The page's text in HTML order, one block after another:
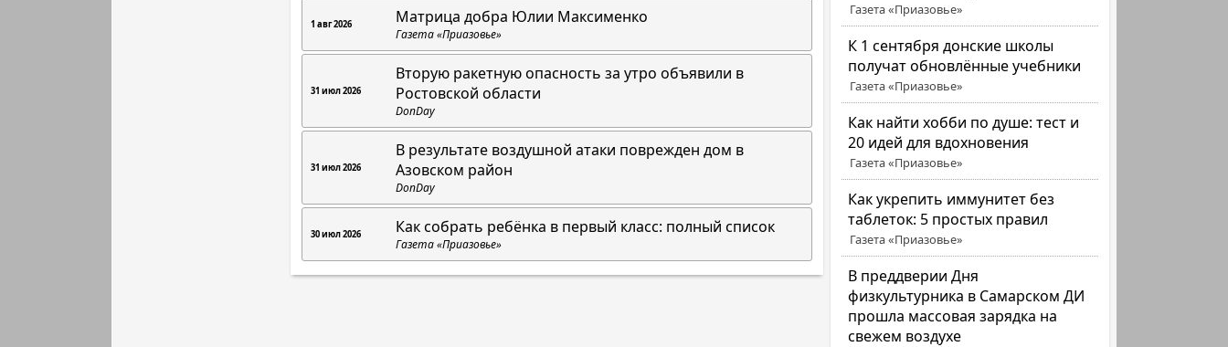
Газета «Приазовье»
К 1 сентября донские школы
получат обновлённые учебники
Газета «Приазовье»
Как найти хобби по душе: тест и
20 идей для вдохновения
Газета «Приазовье»
Как укрепить иммунитет без
таблеток: 5 простых правил
Газета «Приазовье»
В преддверии Дня
физкультурника в Самарском ДИ
прошла массовая зарядка на
свежем воздухе
1 авг 2026 Матрица добра Юлии Максименко
Газета «Приазовье»
31 июл 2026
Вторую ракетную опасность за утро объявили в
Ростовской области
DonDay
31 июл 2026
В результате воздушной атаки поврежден дом в
Азовском район
DonDay
30 июл 2026 Как собрать ребёнка в первый класс: полный список
Газета «Приазовье»